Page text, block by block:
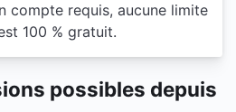
compte requis, aucune limite
100 % gratuit.
possibles depuis